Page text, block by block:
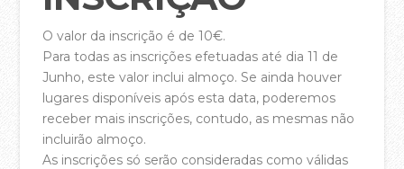
VÊ E OUVE
Pregações – YouTube
Pregações – Spotify
A Casa da Cidade Música – YouTube
A Casa da Cidade Música – Spotify
O valor da inscrição é de 10€.
Para todas as inscrições efetuadas até dia 11 de
Junho, este valor inclui almoço. Se ainda houver
lugares disponíveis após esta data, poderemos
receber mais inscrições, contudo, as mesmas não
incluirão almoço.
As inscrições só serão consideradas como válidas